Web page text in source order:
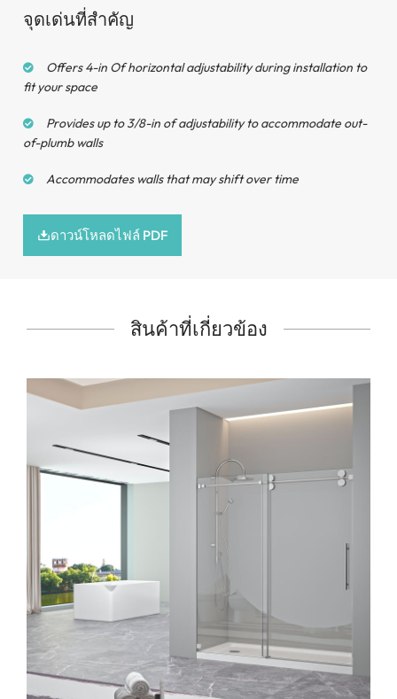
4
จุดเด่นที่สำคัญ
Offers 4-in Of horizontal adjustability during installation to
fit your space
Provides up to 3/8-in of adjustability to accommodate out-
of-plumb walls
Accommodates walls that may shift over time
ดาวน์โหลดไฟล์ PDF
สินค้าที่เกี่ยวข้อง